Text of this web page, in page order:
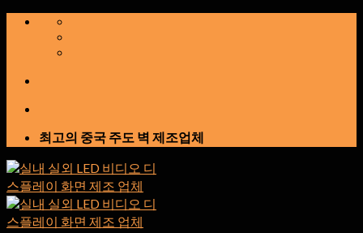
기
최고의 중국 주도 벽 제조업체